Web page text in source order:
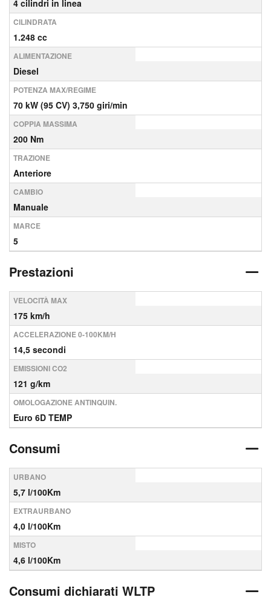
4 cilindri in linea
CILINDRATA
1.248 cc
ALIMENTAZIONE
Diesel
POTENZA MAX/REGIME
70 kW (95 CV) 3,750 giri/min
COPPIA MASSIMA
200 Nm
TRAZIONE
Anteriore
CAMBIO
Manuale
MARCE
5
Prestazioni
VELOCITÀ MAX
175 km/h
ACCELERAZIONE 0-100KM/H
14,5 secondi
EMISSIONI CO2
121 g/km
OMOLOGAZIONE ANTINQUIN.
Euro 6D TEMP
Consumi
URBANO
5,7 l/100Km
EXTRAURBANO
4,0 l/100Km
MISTO
4,6 l/100Km
Consumi dichiarati WLTP